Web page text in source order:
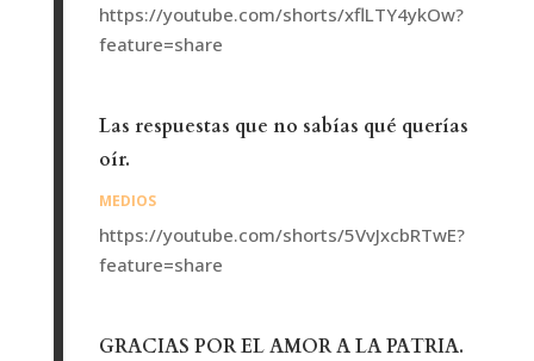
https://youtube.com/shorts/xflLTY4ykOw?
feature=share
Las respuestas que no sabías qué querías
oír.
MEDIOS
https://youtube.com/shorts/5VvJxcbRTwE?
feature=share
GRACIAS POR EL AMOR A LA PATRIA.